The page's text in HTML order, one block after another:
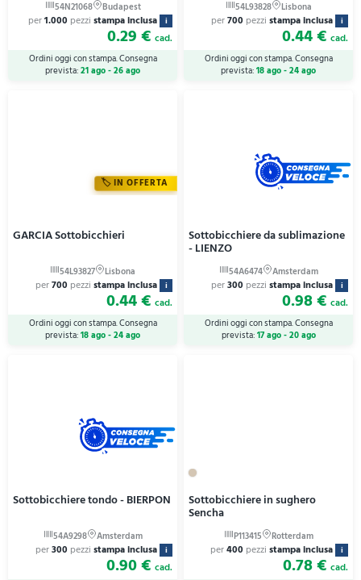
per1.000 pezzi stampa inclusa i
0.29 € cad.
Ordini oggi con stampa. Consegna
prevista:21 ago - 26 ago
per700 pezzi stampa inclusa i
0.44 € cad.
Ordini oggi con stampa. Consegna
prevista:18 ago - 24 ago
IN OFFERTA
GARCIA Sottobicchieri
per700 pezzi stampa inclusa i
0.44 € cad.
Ordini oggi con stampa. Consegna
prevista:18 ago - 24 ago
Sottobicchiere da sublimazione
- LIENZO
per300 pezzi stampa inclusa i
0.98 € cad.
Ordini oggi con stampa. Consegna
prevista:17 ago - 20 ago
Sottobicchiere tondo - BIERPON
per300 pezzi stampa inclusa i
0.90 € cad.
Sottobicchiere in sughero
Sencha
per400 pezzi stampa inclusa i
0.78 € cad.